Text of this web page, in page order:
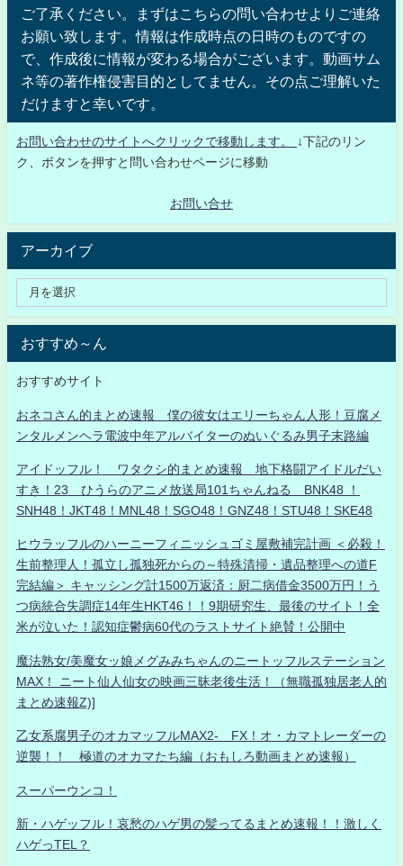
ご了承ください。まずはこちらの問い合わせよりご連絡
お願い致します。情報は作成時点の日時のものですの
で、作成後に情報が変わる場合がございます。動画サム
ネ等の著作権侵害目的としてません。その点ご理解いた
だけますと幸いです。
お問い合わせのサイトへクリックで移動します。
↓下記のリン
ク、ボタンを押すと問い合わせページに移動
お問い合せ
アーカイブ
おすすめ～ん
おすすめサイト
おネコさん的まとめ速報 僕の彼女はエリーちゃん人形！豆腐メ
ンタルメンヘラ電波中年アルバイターのぬいぐるみ男子末路編
アイドッフル！ ワタクシ的まとめ速報 地下格闘アイドルだい
すき！23 ひうらのアニメ放送局101ちゃんねる BNK48 ！
SNH48！JKT48！MNL48！SGO48！GNZ48！STU48！SKE48
ヒウラッフルのハーニーフィニッシュゴミ屋敷補完計画 ＜必殺！
生前整理人！孤立し孤独死からの～特殊清掃・遺品整理への道F
完結編＞ キャッシング計1500万返済：厨二病借金3500万円！う
つ病統合失調症14年生HKT46！！9期研究生、最後のサイト！全
米が泣いた！認知症鬱病60代のラストサイト絶賛！公開中
魔法熟女/美魔女ッ娘メグみみちゃんのニートッフルステーション
MAX！ ニート仙人仙女の映画三昧老後生活！（無職孤独居老人的
まとめ速報Z)]
乙女系腐男子のオカマッフルMAX2- FX！オ・カマトレーダーの
逆襲！！ 極道のオカマたち編（おもしろ動画まとめ速報）
スーパーウンコ！
新・ハゲッフル！哀愁のハゲ男の髪ってるまとめ速報！！激しく
ハゲっTEL？